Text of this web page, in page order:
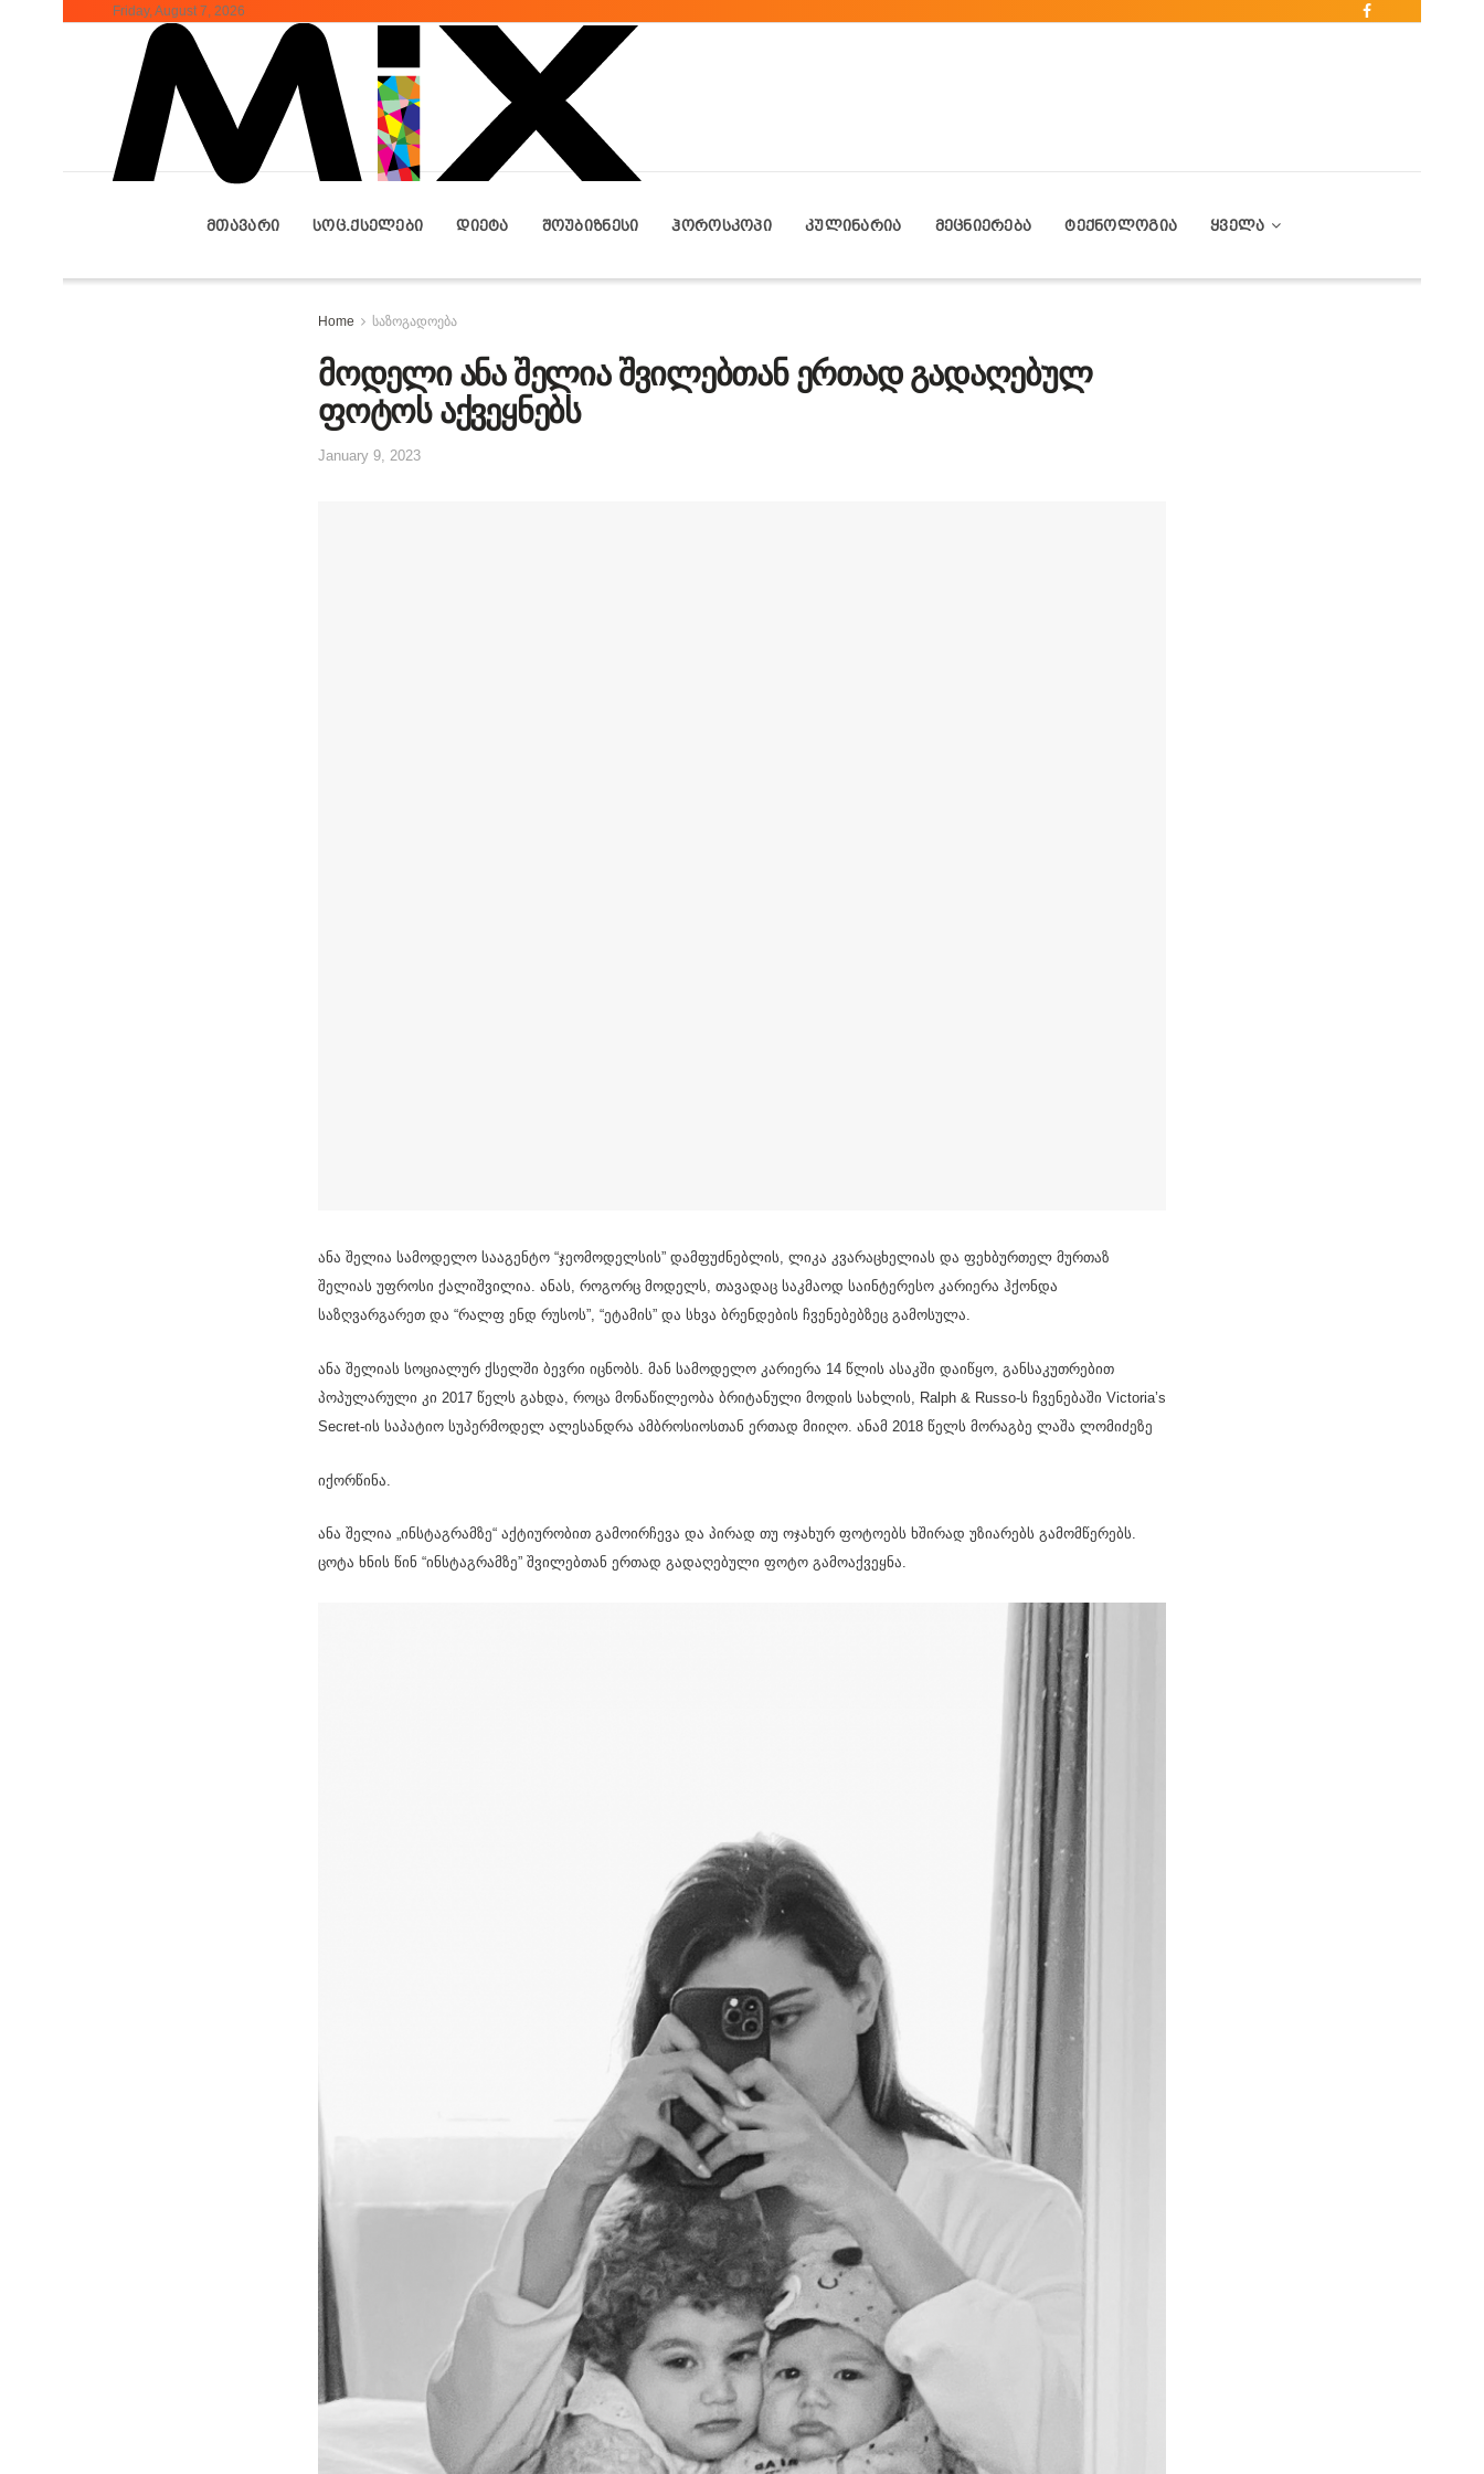
Friday, August 7, 2026
ᲛᲗᲐᲕᲐᲠᲘ ᲡᲝᲪ.ᲥᲡᲔᲚᲔᲑᲘ ᲓᲘᲔᲢᲐ ᲨᲝᲣᲑᲘᲖᲜᲔᲡᲘ ᲰᲝᲠᲝᲡᲙᲝᲞᲘ ᲙᲣᲚᲘᲜᲐᲠᲘᲐ ᲛᲔᲪᲜᲘᲔᲠᲔᲑᲐ ᲢᲔᲥᲜᲝᲚᲝᲒᲘᲐ ᲧᲕᲔᲚᲐ
Home საზოგადოება
მოდელი ანა შელია შვილებთან ერთად გადაღებულ
ფოტოს აქვეყნებს
January 9, 2023
ანა შელია სამოდელო სააგენტო “ჯეომოდელსის” დამფუძნებლის, ლიკა კვარაცხელიას და ფეხბურთელ მურთაზ
შელიას უფროსი ქალიშვილია. ანას, როგორც მოდელს, თავადაც საკმაოდ საინტერესო კარიერა ჰქონდა
საზღვარგარეთ და “რალფ ენდ რუსოს”, “ეტამის” და სხვა ბრენდების ჩვენებებზეც გამოსულა.
ანა შელიას სოციალურ ქსელში ბევრი იცნობს. მან სამოდელო კარიერა 14 წლის ასაკში დაიწყო, განსაკუთრებით
პოპულარული კი 2017 წელს გახდა, როცა მონაწილეობა ბრიტანული მოდის სახლის, Ralph & Russo-ს ჩვენებაში Victoria’s
Secret-ის საპატიო სუპერმოდელ ალესანდრა ამბროსიოსთან ერთად მიიღო. ანამ 2018 წელს მორაგბე ლაშა ლომიძეზე
იქორწინა.
ანა შელია „ინსტაგრამზე“ აქტიურობით გამოირჩევა და პირად თუ ოჯახურ ფოტოებს ხშირად უზიარებს გამომწერებს.
ცოტა ხნის წინ “ინსტაგრამზე” შვილებთან ერთად გადაღებული ფოტო გამოაქვეყნა.